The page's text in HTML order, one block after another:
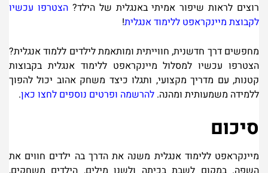
רוצים לראות שיפור אמיתי באנגלית של הילד? הצטרפו עכשיו
לקבוצת מיינקראפט ללימוד אנגלית!
מחפשים דרך חדשנית, חווייתית ומותאמת לילדים ללמוד אנגלית?
הצטרפו עכשיו למסלול מיינקראפט ללימוד אנגלית בקבוצות
קטנות, עם מדריך מקצועי, ותגלו כיצד משחק אהוב יכול להפוך
ללמידה משמעותית ומהנה. להרשמה ופרטים נוספים לחצו כאן.
סיכום
מיינקראפט ללימוד אנגלית משנה את הדרך בה ילדים חווים את